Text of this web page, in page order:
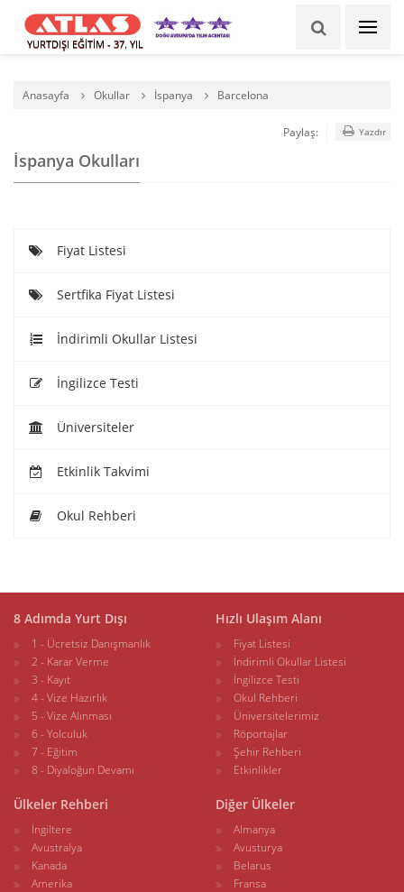
YURTDIŞI EĞİTİM - 37. YIL
Anasayfa Okullar İspanya Barcelona
İspanya Okulları
Paylaş: Yazdır
Fiyat Listesi
Sertfika Fiyat Listesi
İndirimli Okullar Listesi
İngilizce Testi
Üniversiteler
Etkinlik Takvimi
Okul Rehberi
8 Adımda Yurt Dışı
1 - Ücretsiz Danışmanlık
2 - Karar Verme
3 - Kayıt
4 - Vize Hazırlık
5 - Vize Alınması
6 - Yolculuk
7 - Eğitim
8 - Diyaloğun Devamı
Hızlı Ulaşım Alanı
Fiyat Listesi
İndirimli Okullar Listesi
İngilizce Testi
Okul Rehberi
Üniversitelerimiz
Röportajlar
Şehir Rehberi
Etkinlikler
Ülkeler Rehberi
İngiltere
Avustralya
Kanada
Amerika
Diğer Ülkeler
Almanya
Avusturya
Belarus
Fransa